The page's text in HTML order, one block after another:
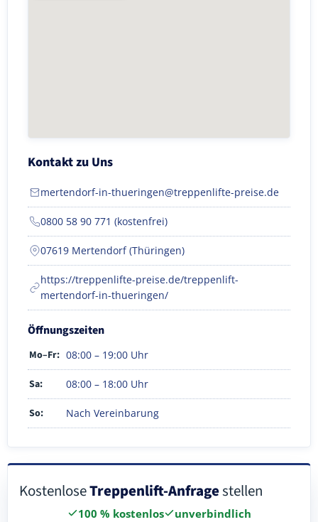
Kontakt zu Uns
mertendorf-in-thueringen@treppenlifte-preise.de
0800 58 90 771 (kostenfrei)
07619 Mertendorf (Thüringen)
https://treppenlifte-preise.de/treppenlift-
mertendorf-in-thueringen/
Öffnungszeiten
Mo–Fr: 08:00 – 19:00 Uhr
Sa: 08:00 – 18:00 Uhr
So: Nach Vereinbarung
KostenloseTreppenlift-Anfragestellen
100 % kostenlos
unverbindlich